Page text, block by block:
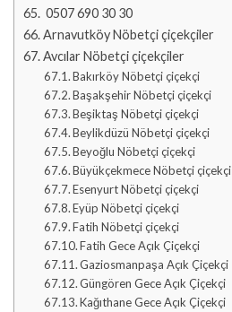
0507 690 30 30
Arnavutköy Nöbetçi çiçekçiler
Avcılar Nöbetçi çiçekçiler
Bakırköy Nöbetçi çiçekçi
Başakşehir Nöbetçi çiçekçi
Beşiktaş Nöbetçi çiçekçi
Beylikdüzü Nöbetçi çiçekçi
Beyoğlu Nöbetçi çiçekçi
Büyükçekmece Nöbetçi çiçekçi
Esenyurt Nöbetçi çiçekçi
Eyüp Nöbetçi çiçekçi
Fatih Nöbetçi çiçekçi
Fatih Gece Açık Çiçekçi
Gaziosmanpaşa Açık Çiçekçi
Güngören Gece Açık Çiçekçi
Kağıthane Gece Açık Çiçekçi